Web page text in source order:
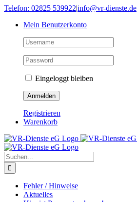
Skip
content
Telefon: 02825 539922|info@vr-dienste.de
Mein Benutzerkonto
Eingeloggt bleiben
Registrieren
Warenkorb
Suche
nach:
Fehler / Hinweise
Aktuelles